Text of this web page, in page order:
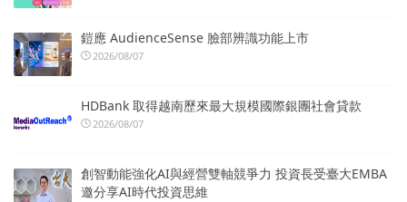
鎧應 AudienceSense 臉部辨識功能上市
2026/08/07
HDBank 取得越南歷來最大規模國際銀團社會貸款
2026/08/07
創智動能強化AI與經營雙軸競爭力 投資長受臺大EMBA
邀分享AI時代投資思維